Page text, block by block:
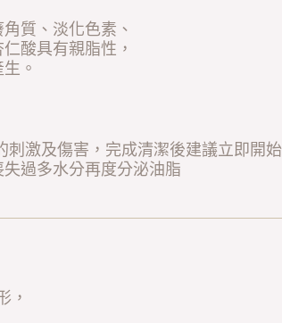
質、淡化色素、
酸具有親脂性，
。
激及傷害，完成清潔後建議立即開始
過多水分再度分泌油脂
，